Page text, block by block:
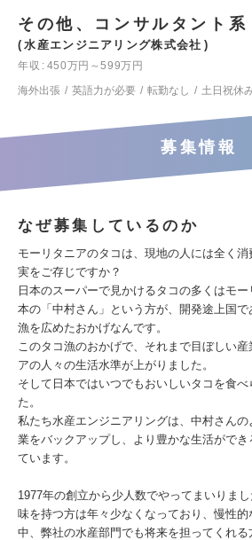
その他、コンサルタント系
水産エンジニアリング株式会社
年収
450万円～599万円
海外出張
英語力が必要 転勤なし 土日祝休
募集情報
なぜ募集しているのか
モーリタニアのタコは、現地の人には全く
実をご存じですか？
日本のスーパーで見かけるタコの多くはモ
本の「中村さん」という方が、開発途上国
漁を広めたおかげなんです。
このタコ漁のおかげで、それまで目ぼしい
アの人々の生活水準が上がりました。
そして日本ではいつでもおいしいタコを食
た。
私たち水産エンジニアリングは、中村さん
業をバックアップし、より豊かな生活がで
ています。
1977年の創立から少人数でやってまいりま
味を持つ方は年々少なくなっており、慢性
中、弊社の水産部門でも将来を担ってくれる